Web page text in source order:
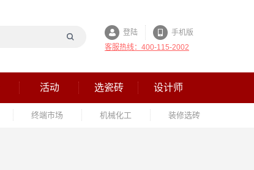
登陆
手机版
客服热线：400-115-2002
活动 选瓷砖 设计师
终端市场 机械化工 装修选砖